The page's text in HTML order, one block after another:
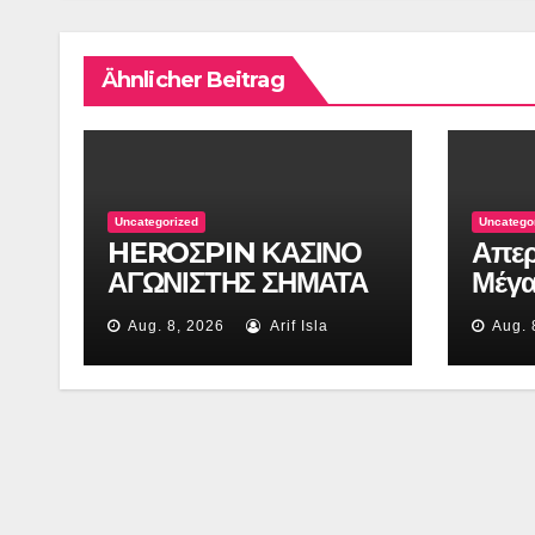
Ähnlicher Beitrag
Uncategorized
HEROΣPIN ΚΑΣΙΝΟ
ΑΓΩΝΙΣΤΗΣ ΣΗΜΑΤΑ
Aug. 8, 2026 Arif Isla Aug.